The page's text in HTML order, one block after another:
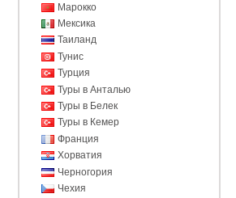
Марокко
Мексика
Таиланд
Тунис
Турция
Туры в Анталью
Туры в Белек
Туры в Кемер
Франция
Хорватия
Черногория
Чехия